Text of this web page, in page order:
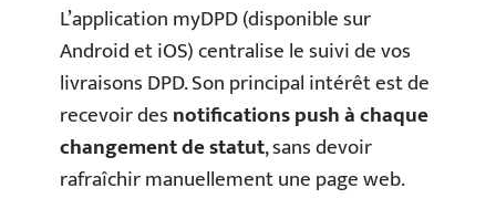
L’application myDPD (disponible sur
Android et iOS) centralise le suivi de vos
livraisons DPD. Son principal intérêt est de
recevoir desnotifications push à chaque
changement de statut, sans devoir
rafraîchir manuellement une page web.